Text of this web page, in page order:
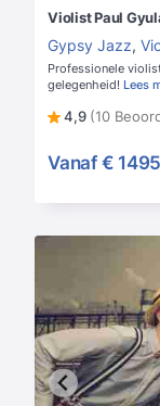
Violist Paul
Gypsy Jazz,
Professionele
gelegenheid! Lees
4,9 (10
Vanaf € 1495